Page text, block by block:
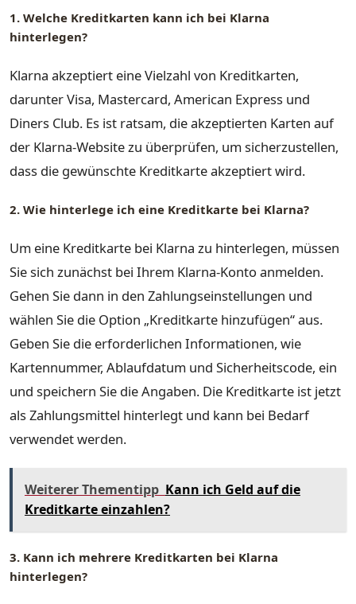
1. Welche Kreditkarten kann ich bei Klarna
hinterlegen?
Klarna akzeptiert eine Vielzahl von Kreditkarten,
darunter Visa, Mastercard, American Express und
Diners Club. Es ist ratsam, die akzeptierten Karten auf
der Klarna-Website zu überprüfen, um sicherzustellen,
dass die gewünschte Kreditkarte akzeptiert wird.
2. Wie hinterlege ich eine Kreditkarte bei Klarna?
Um eine Kreditkarte bei Klarna zu hinterlegen, müssen
Sie sich zunächst bei Ihrem Klarna-Konto anmelden.
Gehen Sie dann in den Zahlungseinstellungen und
wählen Sie die Option „Kreditkarte hinzufügen“ aus.
Geben Sie die erforderlichen Informationen, wie
Kartennummer, Ablaufdatum und Sicherheitscode, ein
und speichern Sie die Angaben. Die Kreditkarte ist jetzt
als Zahlungsmittel hinterlegt und kann bei Bedarf
verwendet werden.
Weiterer Thementipp Kann ich Geld auf die
Kreditkarte einzahlen?
3. Kann ich mehrere Kreditkarten bei Klarna
hinterlegen?